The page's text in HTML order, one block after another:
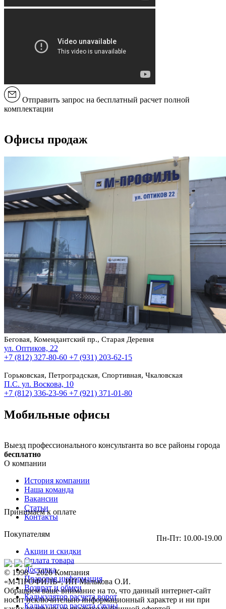
Отправить запрос на бесплатный расчет полной
комплектации
Офисы продаж
Беговая, Комендантский пр., Старая Деревня
ул. Оптиков, 22
+7 (812) 327-80-60 +7 (931) 203-62-15
Горьковская, Петроградская, Спортивная, Чкаловская
П.С. ул. Воскова, 10
+7 (812) 336-23-96 +7 (921) 371-01-80
Мобильные офисы
Выезд профессионального консультанта во все районы города
бесплатно
О компании
История компании
Наша команда
Вакансии
Статьи
Контакты
Покупателям
Акции и скидки
Оплата товара
Доставка
Правовая информация
Возврат и обмен
Калькулятор расчета ворот
Калькулятор расчета сауны
Принимаем к оплате
Пн-Пт: 10.00-19.00
© 1998 – 2026 Компания
«М-ПРОФИЛЬ», ИП Малькова О.И.
Обращаем ваше внимание на то, что данный интернет-сайт
носит исключительно информационный характер и ни при